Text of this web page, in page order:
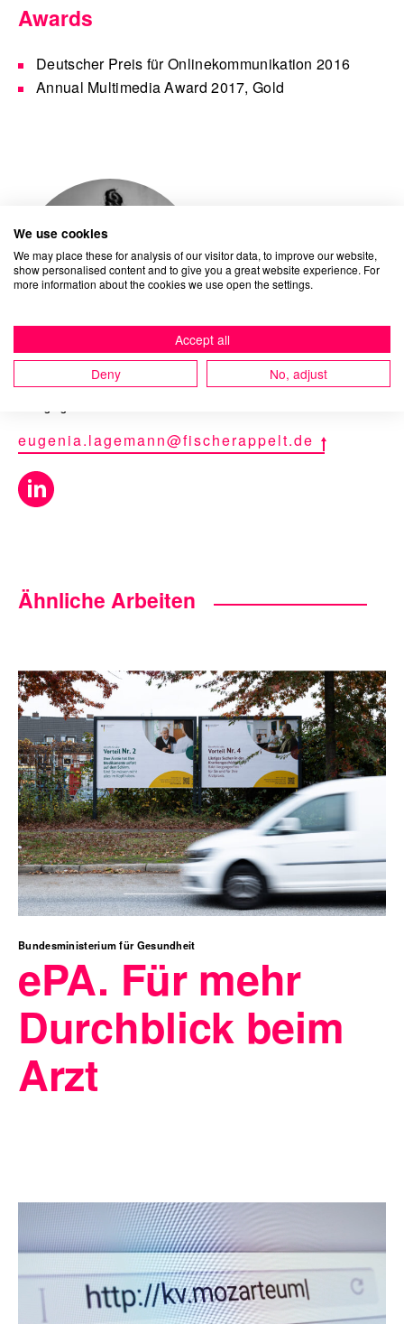
Awards
Deutscher Preis für Onlinekommunikation 2016
Annual Multimedia Award 2017, Gold
Eugenia Lagemann
eugenia.lagemann@fischerappelt.de
Ähnliche Arbeiten
Bundesministerium für Gesundheit
ePA. Für mehr
Durchblick beim
Arzt
We use cookies
We may place these for analysis of our visitor data, to improve our website,
show personalised content and to give you a great website experience. For
more information about the cookies we use open the settings.
Accept all
Deny
No, adjust